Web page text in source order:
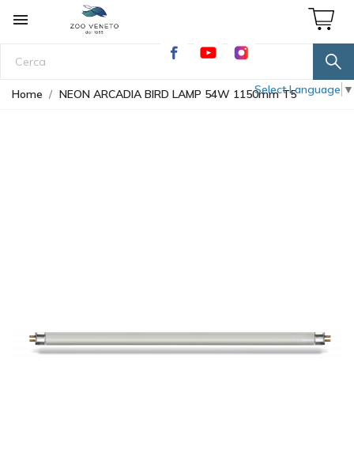
Select Language ▼

Home NEON ARCADIA BIRD LAMP 54W 1150mm T5